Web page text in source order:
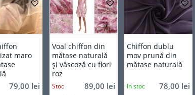
maro
79,00 lei
Voal chiffon din
mătase naturală
și vâscoză cu flori
roz
89,00 lei
Stoc
Chiffon dublu
mov prună din
mătase naturală
78,00 lei
In stoc